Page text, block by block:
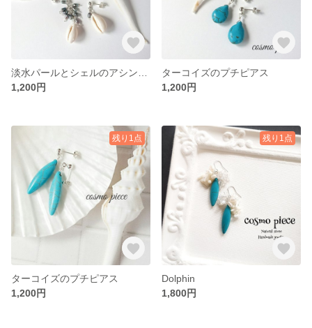
1,200円
ターコイズのプチピアス
1,200円
残り1点
ターコイズのプチピアス
1,200円
残り1点
Dolphin
1,800円